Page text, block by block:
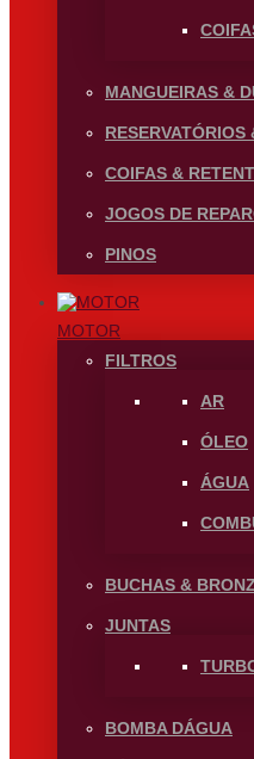
MANGUEIRAS &
RESERVATÓRIOS
COIFAS &
JOGOS DE
PINOS
MOTOR
FILTROS
AR
ÓLEO
ÁGUA
BUCHAS &
JUNTAS
BOMBA DÁGUA